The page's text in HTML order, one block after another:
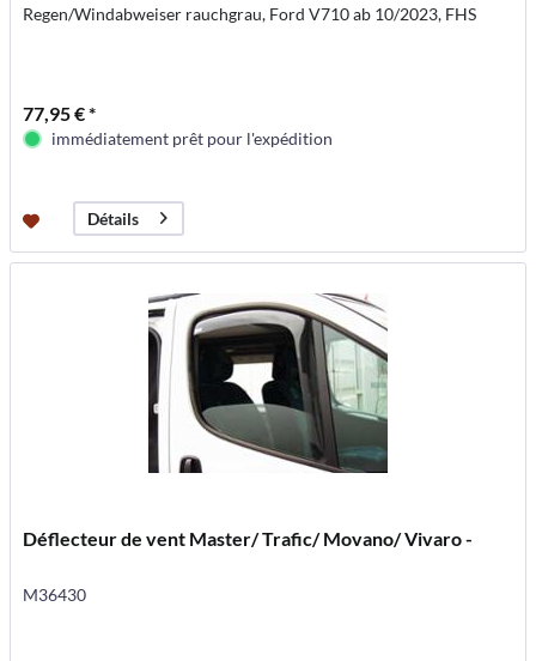
Regen/Windabweiser rauchgrau, Ford V710 ab 10/2023, FHS
77,95 € *
immédiatement prêt pour l'expédition
Détails
Déflecteur de vent Master/ Trafic/ Movano/ Vivaro -
M36430